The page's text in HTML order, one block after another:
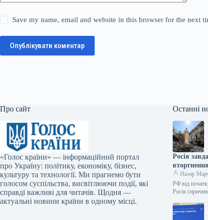
Save my name, email and website in this browser for the next
Опублікувати коментар
Про сайт
«Голос країни» — інформаційний портал
про Україну: політику, економіку, бізнес,
культуру та технології. Ми прагнемо бути
голосом суспільства, висвітлюючи події, які
справді важливі для читачів. Щодня —
актуальні новини країни в одному місці.
Останні
Росія
Назар
РФ від
Росія